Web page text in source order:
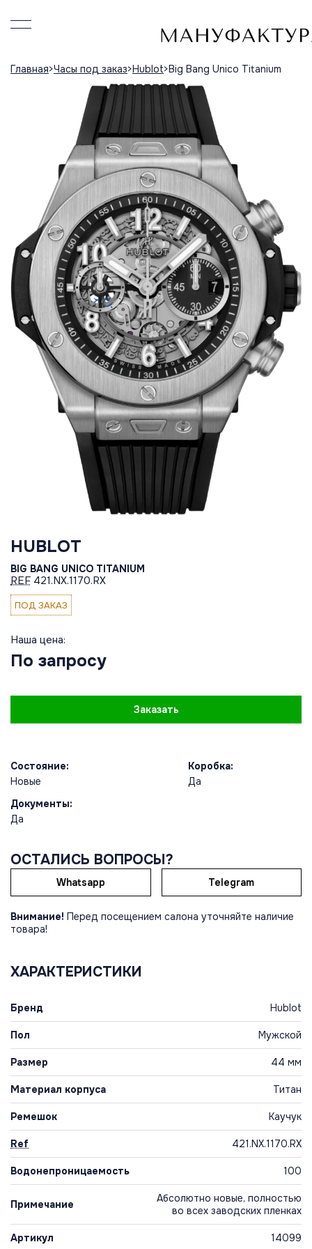
Главная Часы под заказ Hublot Big Bang Unico Titanium
HUBLOT
BIG BANG UNICO TITANIUM
REF 421.NX.1170.RX
ПОД ЗАКАЗ
Наша цена:
По запросу
Заказать
Состояние:
Новые
Коробка:
Да
Документы:
Да
ОСТАЛИСЬ ВОПРОСЫ?
Whatsapp Telegram
Внимание! Перед посещением салона уточняйте наличие
товара!
ХАРАКТЕРИСТИКИ
Бренд Hublot
Пол Мужской
Размер 44 мм
Материал корпуса Титан
Ремешок Каучук
Ref 421.NX.1170.RX
Водонепроницаемость 100
Примечание
Абсолютно новые, полностью
во всех заводских пленках
Артикул 14099